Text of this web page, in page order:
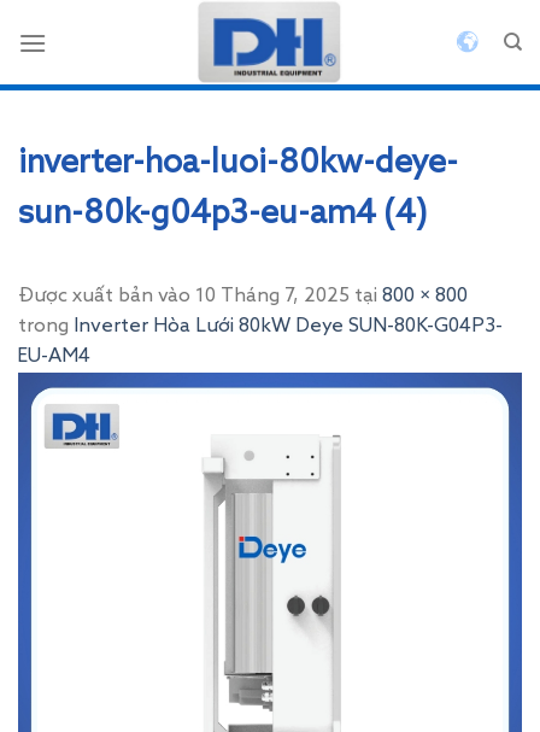
qua
inverter-hoa-luoi-80kw-deye-
sun-80k-g04p3-eu-am4 (4)
Được xuất bản vào 10 Tháng 7, 2025 tại 800 × 800
trong
Inverter Hòa Lưới 80kW Deye SUN-80K-G04P3-
EU-AM4